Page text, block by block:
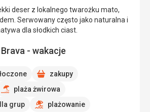
deser z lokalnego twarożku mato,
Serwowany często jako naturalna i
dla słodkich ciast.
- wakacje
zakupy
plaża żwirowa
grup
plażowanie